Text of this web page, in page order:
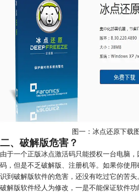
图一：冰点还原下载
二、破解版危害？
由于一个正版冰点激活码只能授权一台电脑
码，但是不乏破解版、注册机等。如果你使
识到破解版软件的危害，还没有吃过它的苦头
破解版软件经人为修改，一是不能保证软件